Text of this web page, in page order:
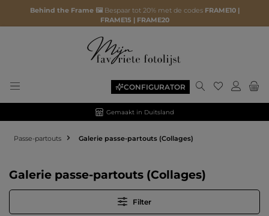
Behind the Frame 🖼️ Bespaar tot 20% met de codes FRAME10 |
FRAME15 | FRAME20
CONFIGURATOR Je hebt 0
Gemaakt in Duitsland
Passe-partouts Galerie passe-partouts (Collages)
Galerie passe-partouts (Collages)
Filter